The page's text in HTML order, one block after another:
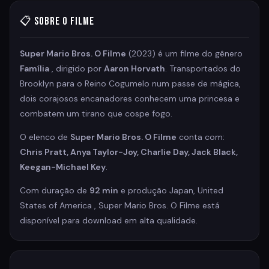
📋 Sobre o Filme
Super Mario Bros. O Filme (2023) é um filme do gênero
Família , dirigido por Aaron Horvath. Transportados do
Brooklyn para o Reino Cogumelo num passe de mágica,
dois corajosos encanadores conhecem uma princesa e
combatem um tirano que cospe fogo.
O elenco de Super Mario Bros. O Filme conta com:
Chris Pratt, Anya Taylor-Joy, Charlie Day, Jack Black,
Keegan-Michael Key.
Com duração de 92 min e produção Japan, United
States of America , Super Mario Bros. O Filme está
disponível para download em alta qualidade.